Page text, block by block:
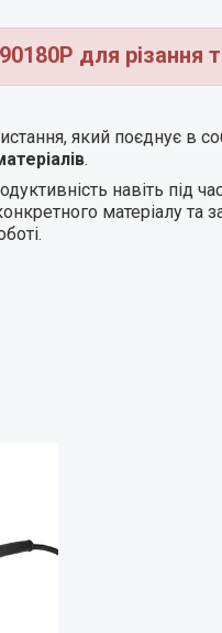
для різання
який поєднує в
.
навіть під
матеріалу та